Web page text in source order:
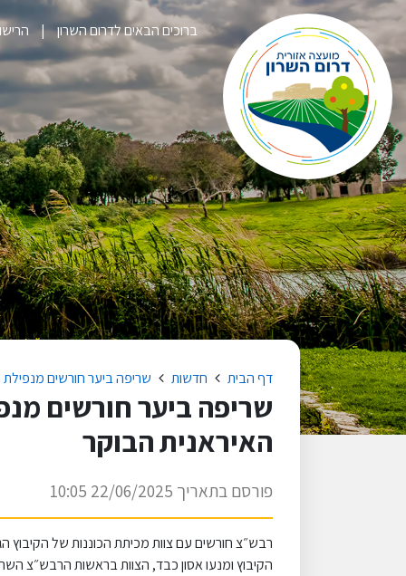
ברוכים הבאים לדרום השרון הרישום
דף הבית חדשות שריפה ביער חורשים
שריפה ביער חורשים
האיראנית הבוקר
פורסם בתאריך 22/06/2025 10:05
רבש״צ חורשים עם צוות מכיתת הכוננות של הקיבוץ
הקיבוץ ומנעו אסון כבד, הצוות בראשות הרבש״צ